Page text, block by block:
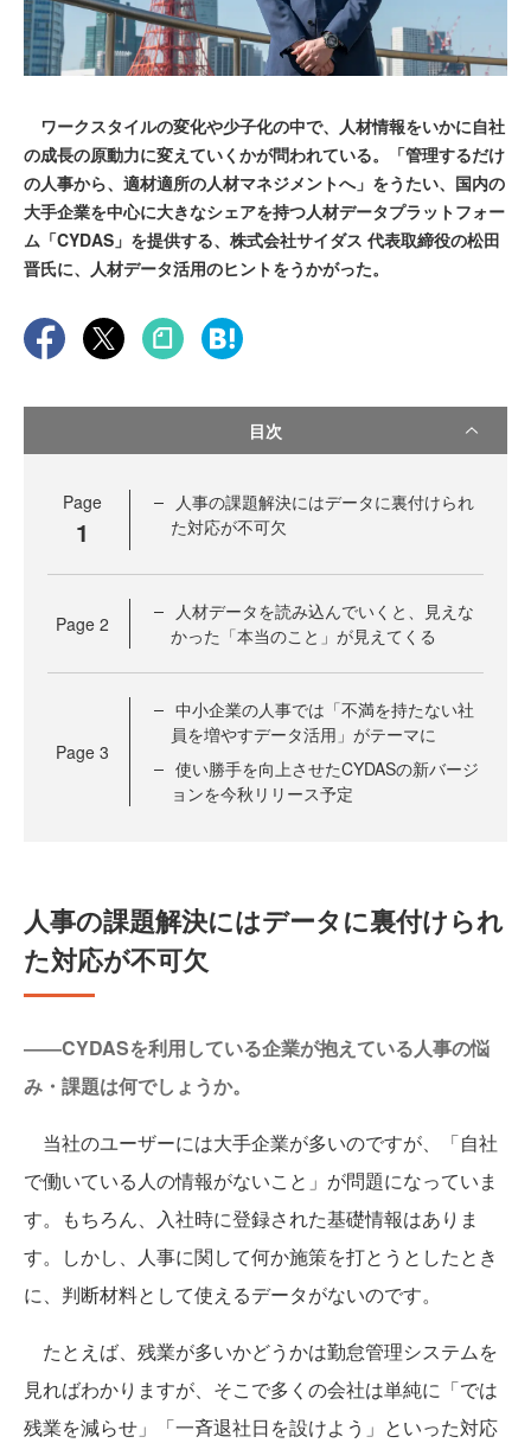
ワークスタイルの変化や少子化の中で、人材情報をいかに自社
の成長の原動力に変えていくかが問われている。「管理するだけ
の人事から、適材適所の人材マネジメントへ」をうたい、国内の
大手企業を中心に大きなシェアを持つ人材データプラットフォー
ム「CYDAS」を提供する、株式会社サイダス 代表取締役の松田
晋氏に、人材データ活用のヒントをうかがった。
目次
Page
1
人事の課題解決にはデータに裏付けられ
た対応が不可欠
Page 2
人材データを読み込んでいくと、見えな
かった「本当のこと」が見えてくる
Page 3
中小企業の人事では「不満を持たない社
員を増やすデータ活用」がテーマに
使い勝手を向上させたCYDASの新バージ
ョンを今秋リリース予定
人事の課題解決にはデータに裏付けられ
た対応が不可欠
――CYDASを利用している企業が抱えている人事の悩
み・課題は何でしょうか。
当社のユーザーには大手企業が多いのですが、「自社
で働いている人の情報がないこと」が問題になっていま
す。もちろん、入社時に登録された基礎情報はありま
す。しかし、人事に関して何か施策を打とうとしたとき
に、判断材料として使えるデータがないのです。
たとえば、残業が多いかどうかは勤怠管理システムを
見ればわかりますが、そこで多くの会社は単純に「では
残業を減らせ」「一斉退社日を設けよう」といった対応